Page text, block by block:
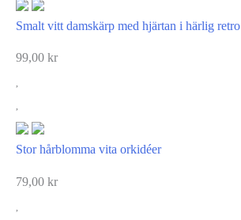
Smalt vitt damskärp med hjärtan i härlig retro
99,00 kr
Stor hårblomma vita orkidéer
79,00 kr